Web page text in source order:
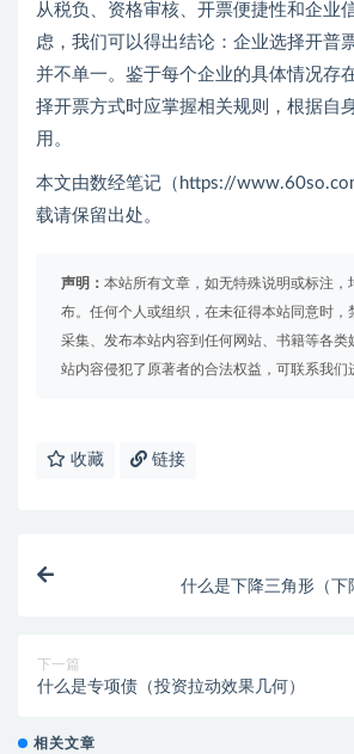
从税负、资格审核、开票便捷性和企业
虑，我们可以得出结论：企业选择开普
并不单一。鉴于每个企业的具体情况存
择开票方式时应掌握相关规则，根据自
用。
本文由数经笔记（https://
载请保留出处。
声明： 本站所有文章，如无特殊说明或标注，
布。任何个人或组织，在未征得本站同意时，
采集、发布本站内容到任何网站、书籍等各类
站内容侵犯了原著者的合法权益，可联系我们
收藏 链接
什么是下降三角形（下
下一篇
什么是专项债（投资拉动效果几何）
相关文章